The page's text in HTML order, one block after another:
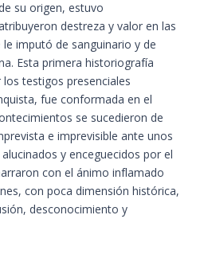
su origen, estuvo
destreza y valor en las
imputó de sanguinario y de
Esta primera historiografía
testigos presenciales
fue conformada en el
se sucedieron de
e imprevisible ante unos
y enceguecidos por el
con el ánimo inflamado
con poca dimensión histórica,
desconocimiento y